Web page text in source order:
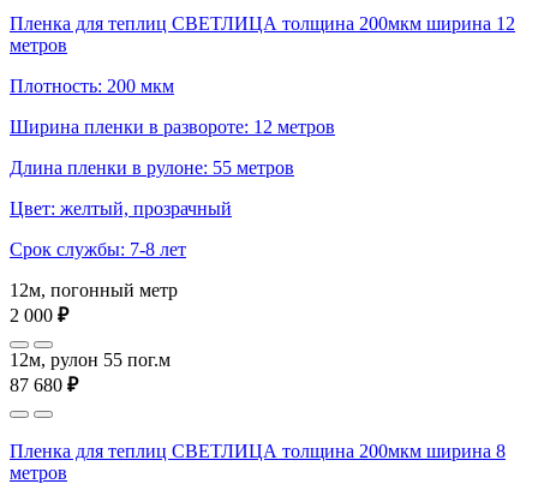
Пленка для теплиц СВЕТЛИЦА толщина 200мкм ширина 12
метров
Плотность: 200 мкм
Ширина пленки в развороте: 12 метров
Длина пленки в рулоне: 55 метров
Цвет: желтый, прозрачный
Срок службы: 7-8 лет
12м, погонный метр
2 000 ₽
12м, рулон 55 пог.м
87 680 ₽
Пленка для теплиц СВЕТЛИЦА толщина 200мкм ширина 8
метров